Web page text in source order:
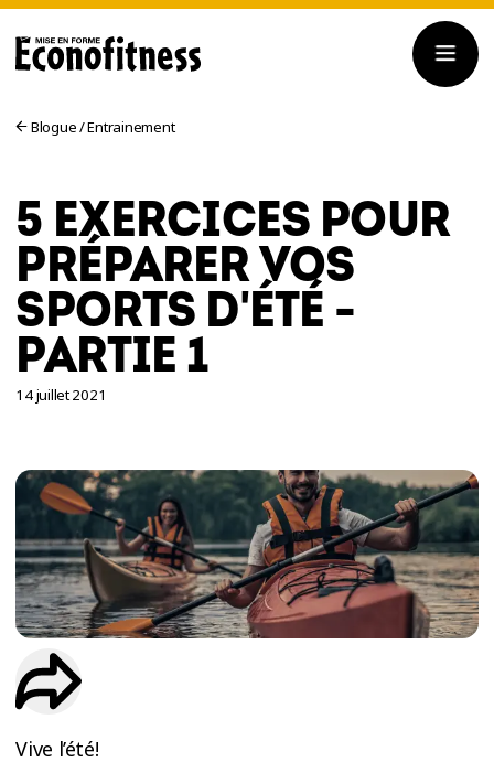
ESSAIS
ENTRAINEMENT
Blogue/Entrainement
5 EXERCICES POUR
PRÉPARER VOS
SPORTS D'ÉTÉ -
PARTIE 1
14 juillet 2021
Vive l’été!